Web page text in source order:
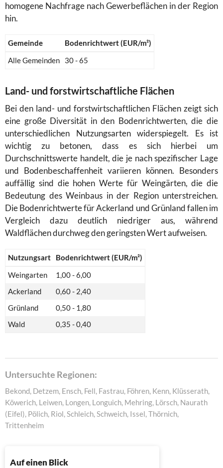
homogene Nachfrage nach Gewerbeflächen in der Region
hin.
Gemeinde
Bodenrichtwert (EUR/m²)
Alle Gemeinden
30 - 65
Land- und forstwirtschaftliche Flächen
Bei den land- und forstwirtschaftlichen Flächen zeigt sich
eine große Diversität in den Bodenrichtwerten, die die
unterschiedlichen Nutzungsarten widerspiegelt. Es ist
wichtig zu betonen, dass es sich hierbei um
Durchschnittswerte handelt, die je nach spezifischer Lage
und Bodenbeschaffenheit variieren können. Besonders
auffällig sind die hohen Werte für Weingärten, die die
Bedeutung des Weinbaus in der Region unterstreichen.
Die Bodenrichtwerte für Ackerland und Grünland fallen im
Vergleich dazu deutlich niedriger aus, während
Waldflächen durchweg den geringsten Wert aufweisen.
Nutzungsart
Bodenrichtwert (EUR/m²)
Weingarten
1,00 - 6,00
Ackerland
0,60 - 2,40
Grünland
0,50 - 1,80
Wald
0,35 - 0,40
Untersuchte Regionen:
Bekond, Detzem, Ensch, Fell, Fastrau, Föhren, Kenn, Klüsserath,
Köwerich, Leiwen, Longen, Longuich, Mehring, Lörsch, Naurath
(Eifel), Pölich, Riol, Schleich, Schweich, Issel, Thörnich,
Trittenheim
Auf einen Blick